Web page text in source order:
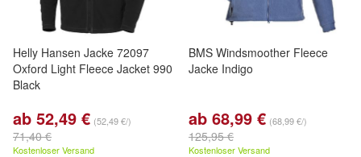
Helly Hansen Jacke 72097
Oxford Light Fleece Jacket 990
Black
ab 52,49 € (52,49 €/)
71,40 €
Kostenloser Versand
BMS Windsmoother Fleece
Jacke Indigo
ab 68,99 € (68,99 €/)
125,95 €
Kostenloser Versand